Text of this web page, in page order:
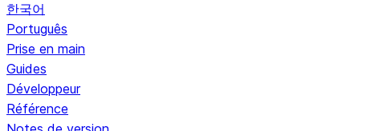
한국어
Português
Prise en main
Guides
Développeur
Référence